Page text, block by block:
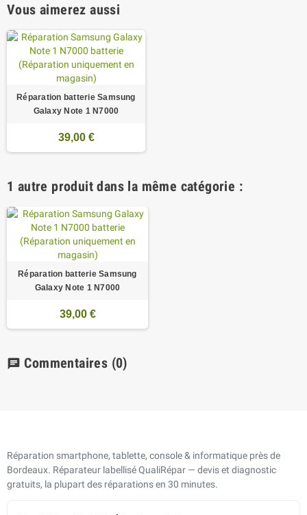
Vous aimerez aussi
Réparation batterie Samsung
Galaxy Note 1 N7000
39,00 €
1 autre produit dans la même catégorie :
Réparation batterie Samsung
Galaxy Note 1 N7000
39,00 €
chat Commentaires (0)
Réparation smartphone, tablette, console & informatique près de
Bordeaux. Réparateur labellisé QualiRépar — devis et diagnostic
gratuits, la plupart des réparations en 30 minutes.